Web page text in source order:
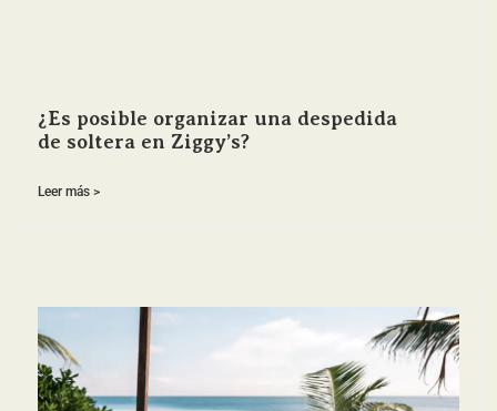
¿Es posible organizar una despedida
de soltera en Ziggy’s?
Leer más >